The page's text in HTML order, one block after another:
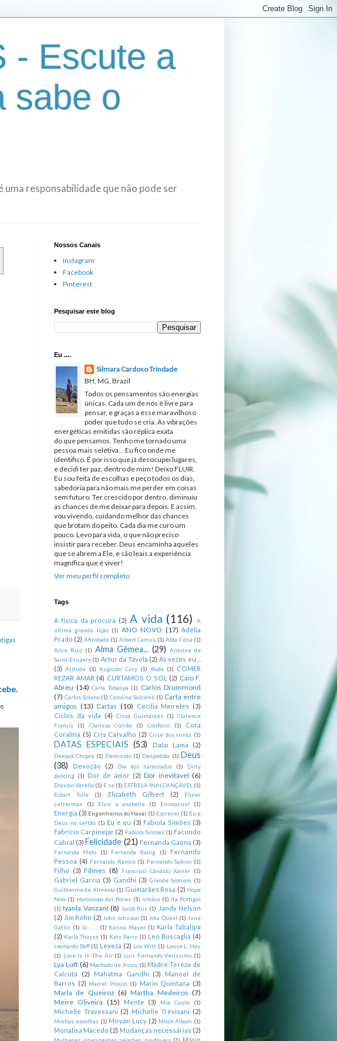
- Escute a
sabe o
responsabilidade que não pode ser
Nossos Canais
Instagram
Facebook
Pinterest
Pesquisar este blog
Eu ....
Silmara Cardoso Trindade
BH, MG, Brazil
Todos os pensamentos são energias
únicas. Cada um de nós é livre para
pensar, e graças a esse maravilhoso
poder que tudo se cria. As vibrações
energéticas emitidas são réplica exata
do que pensamos. Tenho me tornado uma
pessoa mais seletiva... Eu fico onde me
identifico. É por isso que já desocupei lugares,
e decidi ter paz, dentro de mim! Deixo FLUIR.
Eu sou feita de escolhas e peço todos os dias,
sabedoria para não mais me perder em coisas
sem futuro. Ter crescido por dentro, diminuiu
as chances de me deixar para depois. E assim,
vou vivendo, cuidando melhor das chances
que brotam do peito. Cada dia me curo um
pouco. Levo para vida, o que não preciso
insistir para receber. Deus encaminha aqueles
que se abrem a Ele, e são leais a experiência
magnífica que é viver!
Ver meu perfil completo
Tags
A física da procura (2) A vida (116)
A
última grande lição (1) ANO NOVO (17) Adélia
Prado (2) Afinidade (1) Albert Camus (1) Alda Célia (1)
Alice Ruiz (1) Alma Gêmea... (29)
Antoine de
Saint-Exupery (1) Artur da Távola (2) As vezes eu ...
(3) Atitude (1) Augusto Cury (1) Buda (1)
COMER
REZAR AMAR (4) CURTAMOS O SOL (2) Caio F.
Abreu (14) Carla Tabalipa (1)
Carlos Drummond
(7) Carlos Solano (1) Carolina Salcides (1) Carta entre
amigos (13) Cartas (10) Cecília Meireles
(3)
Ciclos da vida
(4) Cissa Guimarães (1)
Clarence
Francis
(1) Clarissa Corrêa (1) Confúcio (1)
Cora
Coralina (5) Cris Carvalho (2) Crise dos trinta (1)
DATAS ESPECIAIS (53) Dalai Lama (2)
Deepak Chopra (1) Demissão (1) Despedida (1) Deus
(38)
Devoção (2) Dia dos namorados (1)
Dirty
dancing (1) Dor de amor (2) Dor inevitável (6)
Drauzio Varella (1) E se (1) ESTRELA INALCANÇÁVEL (1)
Eckart Tolle
(1) Elizabeth Gilbert (2)
Elmer
Letterman
(1) Elvis e anabelle (1) Emmanuel (1)
Energia (3) Engenheiros do Havaí (1) Escrever (1) Eu e
Deus no sertão (1) Eu e eu (3) Fabiola Simões (3)
Fabrício Carpinejar (2) Fabíola Simoes (1) Facundo
Cabral (3) Felicidade (21) Fernanda Gaona (3)
Fernanda Melo (1) Fernanda Young (1)
Fernando
Pessoa (4) Fernando Ramos (1) Fernando Sabino (1)
Filho (3) Filmes (8) Francisco Cândido Xavier (1)
Gabriel Garcia (3) Gandhi (3) Grande homem (1)
Guilherme de Almeida (1) Guimarães Rosa (2) Hope
Now (1) Horóscopo das flores (1) Irmãos (1)
Ita Portigal
(1) Iyanla Vanzant (8) Jacob Riis (1)
Jandy Nelson
(2) Jim Rohn (2) John Johnson (1) Jota Quest (1) June
Gatlin (1) Já ....... (1) Karina Mayer (1) Karla Tabalipa
(2) Karla Thayse (1) Katy Parry (1) Leo Buscaglia (4)
Leonardo Boff (1) Leveza (2) Lou Witt (1) Louse L. Hay.
(1)
Love Is In The Air (1) Luis Fernando Veríssimo (1)
Lya Luft (6) Machado de Assis (1) Madre Tereza de
Calcutá
(2) Mahatma Gandhi (3)
Manoel de
Barros (2) Marcel Proust (1) Mario Quintana (3)
Marla de Queiroz (6) Martha Medeiros (7)
Meire Oliveira (15) Mente (3) Mia Couto (1)
Michelle Travessani (2) Michelle Trevisani (2)
Minhas escolhas (1) Miryan Lucy (2) Mitch Albom (1)
Monalisa Macedo (2) Mudanças necessárias (2)